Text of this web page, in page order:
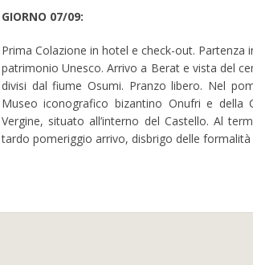
GIORNO 07/09:
Prima Colazione in hotel e check-out.
patrimonio Unesco. Arrivo a Berat e vista del
divisi dal fiume Osumi. Pranzo libero. Nel
Museo iconografico bizantino Onufri e della
Vergine, situato all’interno del Castello. Al
tardo pomeriggio arrivo, disbrigo delle